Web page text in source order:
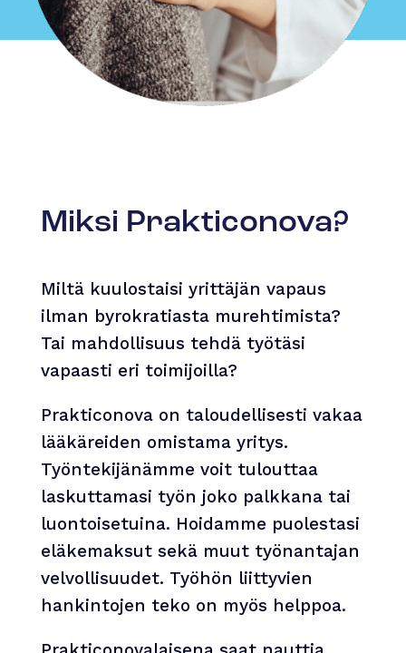
Miksi Prakticonova?
Miltä kuulostaisi yrittäjän vapaus
ilman byrokratiasta murehtimista?
Tai mahdollisuus tehdä työtäsi
vapaasti eri toimijoilla?
Prakticonova on taloudellisesti vakaa
lääkäreiden omistama yritys.
Työntekijänämme voit tulouttaa
laskuttamasi työn joko palkkana tai
luontoisetuina. Hoidamme puolestasi
eläkemaksut sekä muut työnantajan
velvollisuudet. Työhön liittyvien
hankintojen teko on myös helppoa.